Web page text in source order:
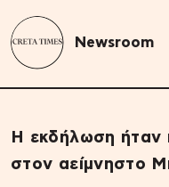
Newsroom
Η εκδήλωση ήταν
στον αείμνηστο